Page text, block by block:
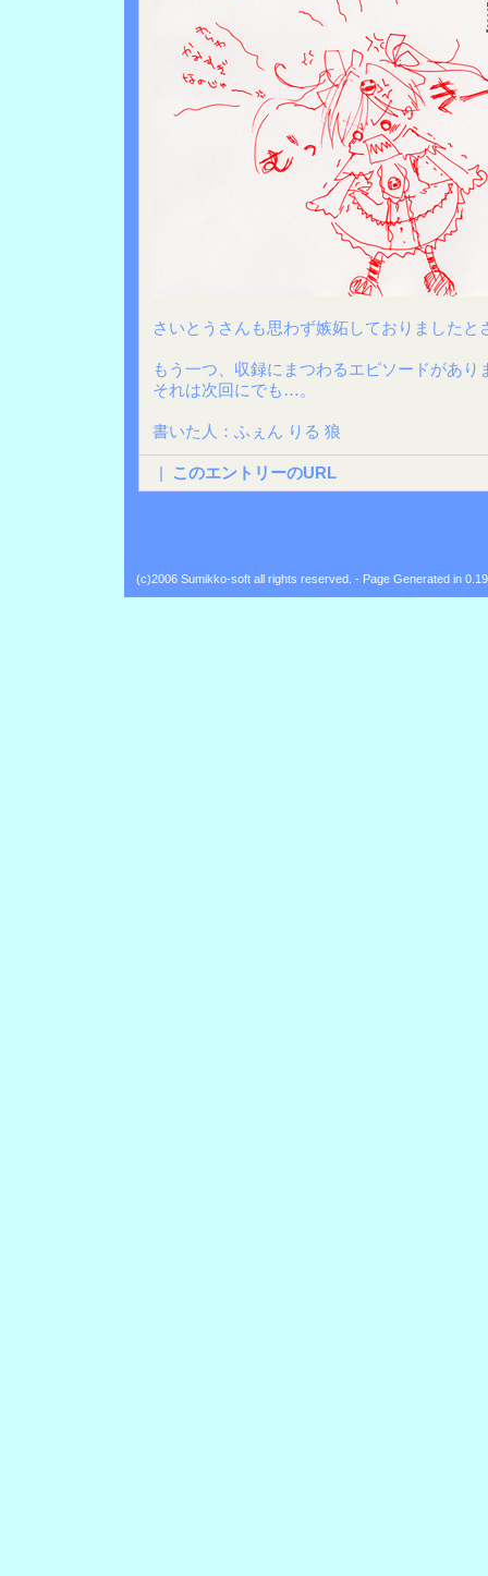
さいとうさんも思わず嫉妬しておりましたと
もう一つ、収録にまつわるエピソードがあり
それは次回にでも…。
書いた人：ふぇん りる 狼
| このエントリーのURL
(c)2006 Sumikko-soft all rights reserved. - Page Generated in